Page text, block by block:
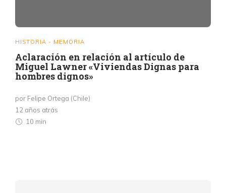
HISTORIA - MEMORIA
Aclaración en relación al artículo de
Miguel Lawner «Viviendas Dignas para
hombres dignos»
por Felipe Ortega (Chile)
12 años atrás
10 min